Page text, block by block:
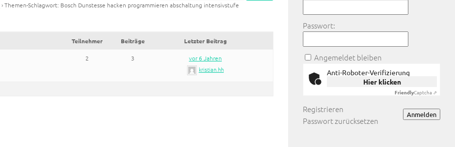
›Themen-Schlagwort: Bosch Dunstesse hacken programmieren abschaltung intensivstufe
Teilnehmer Beiträge Letzter Beitrag
2 3
vor 6 Jahren
kristian.hh
Passwort:
Angemeldet bleiben
Anti-Roboter-Verifizierung
Hier klicken
FriendlyCaptcha ⇗
Anmelden
Registrieren
Passwort zurücksetzen